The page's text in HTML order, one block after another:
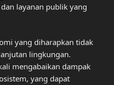
layanan publik yang
yang diharapkan tidak
lingkungan.
mengabaikan dampak
yang dapat